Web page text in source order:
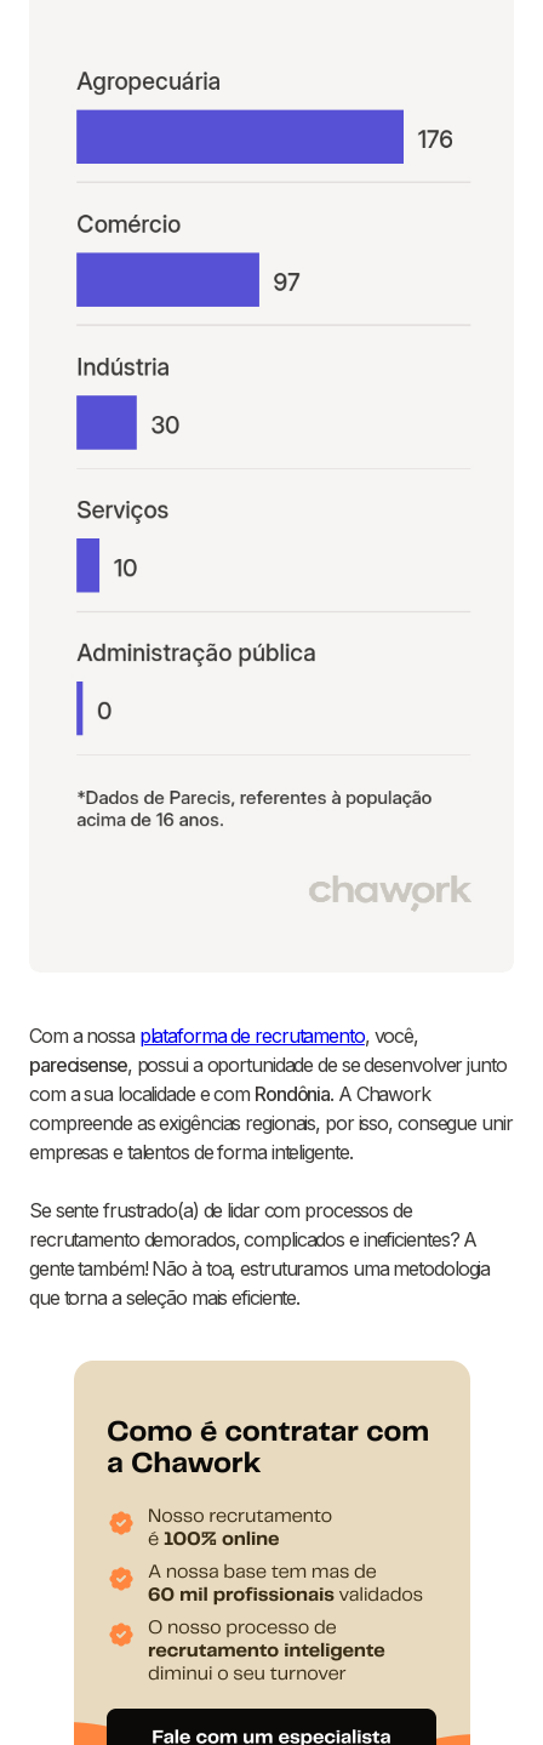
Com a nossa plataforma de recrutamento, você,
parecisense, possui a oportunidade de se desenvolver junto
com a sua localidade e com Rondônia. A Chawork
compreende as exigências regionais, por isso, consegue unir
empresas e talentos de forma inteligente.
Se sente frustrado(a) de lidar com processos de
recrutamento demorados, complicados e ineficientes? A
gente também! Não à toa, estruturamos uma metodologia
que torna a seleção mais eficiente.